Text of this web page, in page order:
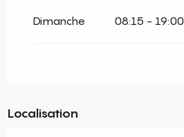
Dimanche 08:15 - 19:00
Localisation